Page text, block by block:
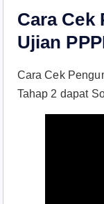
Cara Cek
Ujian
Cara Cek
Tahap 2 dapat